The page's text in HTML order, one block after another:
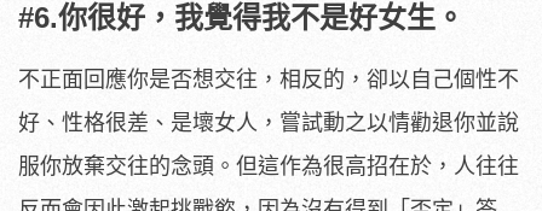
#6.你很好，我覺得我不是好女生。
不正面回應你是否想交往，相反的，卻以自己個性不
好、性格很差、是壞女人，嘗試動之以情勸退你並說
服你放棄交往的念頭。但這作為很高招在於，人往往